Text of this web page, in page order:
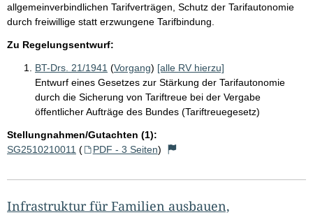
allgemeinverbindlichen Tarifverträgen, Schutz der Tarifautonomie
durch freiwillige statt erzwungene Tarifbindung.
Zu Regelungsentwurf:
BT-Drs. 21/1941 (Vorgang) [alle RV hierzu]
Entwurf eines Gesetzes zur Stärkung der Tarifautonomie
durch die Sicherung von Tariftreue bei der Vergabe
öffentlicher Aufträge des Bundes (Tariftreuegesetz)
Stellungnahmen/Gutachten (1):
SG2510210011 ( PDF - 3 Seiten)
Infrastruktur für Familien ausbauen,